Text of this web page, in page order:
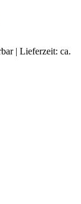
| Lieferzeit: ca.